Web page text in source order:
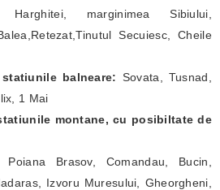
Harghitei, marginimea Sibiului,
Secuiesc, Cheile
balneare: Sovata, Tusnad,
1 Mai
montane, cu posibiltate de
Brasov, Comandau, Bucin,
Izvoru Muresului, Gheorgheni,